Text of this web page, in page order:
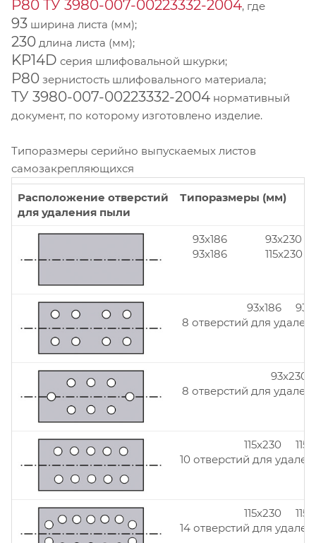
Р80 ТУ 3980-007-00223332-2004, где
93 ширина листа (мм);
230 длина листа (мм);
KP14D серия шлифовальной шкурки;
Р80 зернистость шлифовального материала;
ТУ 3980-007-00223332-2004 нормативный
документ, по которому изготовлено изделие.
Типоразмеры серийно выпускаемых листов
самозакрепляющихся
Расположение отверстий
для удаления пыли
Типоразмеры (мм)
93x186
93x186
93x230
115x230
93x186
8 отверстий для
93x230
8 отверстий для
115x230
10 отверстий для
115x230
14 отверстий для